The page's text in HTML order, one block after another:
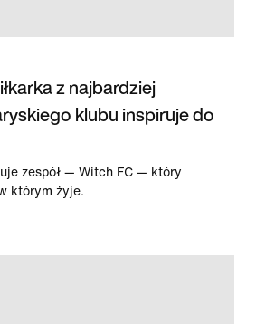
z najbardziej
klubu inspiruje do
zespół — Witch FC — który
którym żyje.